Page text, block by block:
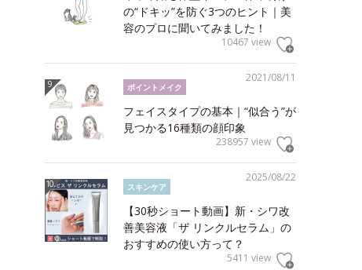
の“ドキッ”を防ぐ3つのヒント｜美
容のプロに聞いてみました！
10467 view
2021/08/11
ポイントメイク
フェイスタイプの基本｜“似合う”が
見つかる16種類の顔印象
238957 view
2025/08/22
スキンケア
【30秒ショート動画】新・シワ改
善美容液「ザ リンクルセラム」の
おすすめの使い方って？
5411 view